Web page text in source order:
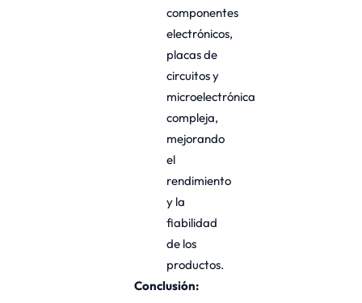
componentes
electrónicos,
placas de
circuitos y
microelectrónica
compleja,
mejorando
el
rendimiento
y la
fiabilidad
de los
productos.
Conclusión: